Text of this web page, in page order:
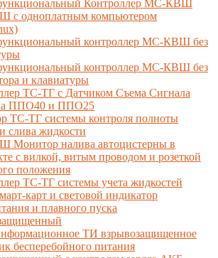
Контроллер МС-КВШ
одноплатным компьютером
контроллер МС-КВШ без
контроллер МС-КВШ без
и клавиатуры
ТС-ТГ с Датчиком Съема Сигнала
ППО40 и ППО25
ТС-ТГ системы контроля полноты
слива жидкости
налива автоцистерны в
с вилкой, витым проводом и розеткой
положения
ТС-ТГ системы учета жидкостей
карт и световой индикатор
и плавного пуска
ТИ взрывозащищенное
бесперебойного питания